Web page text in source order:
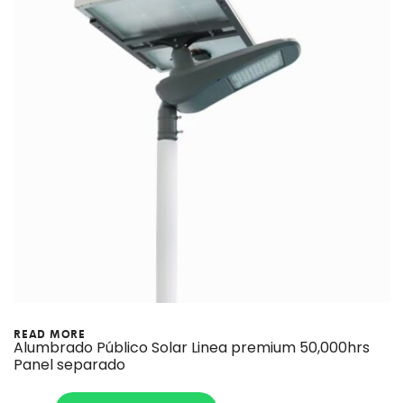
READ MORE
Alumbrado Público Solar Linea premium 50,000hrs
Panel separado